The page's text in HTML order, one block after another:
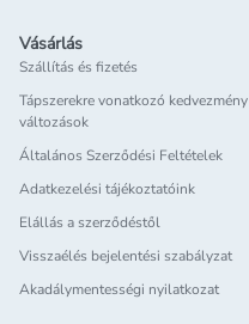
Vásárlás
Szállítás és fizetés
Tápszerekre vonatkozó kedvezmény
változások
Általános Szerződési Feltételek
Adatkezelési tájékoztatóink
Elállás a szerződéstől
Visszaélés bejelentési szabályzat
Akadálymentességi nyilatkozat